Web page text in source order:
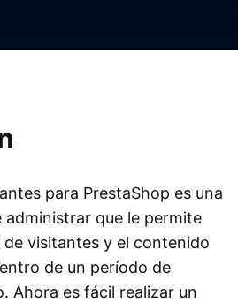
para PrestaShop es una
que le permite
visitantes y el contenido
de un período de
Ahora es fácil realizar un